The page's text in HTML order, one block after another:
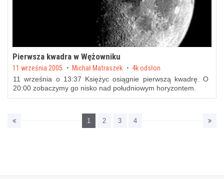
Pierwsza kwadra w Wężowniku
Posted on
11 września 2005 by Michał Matraszek 4k odsłon
11 września o 13:37 Księżyc osiągnie pierwszą kwadrę. O
20:00 zobaczymy go nisko nad południowym horyzontem.
1 2 3 4